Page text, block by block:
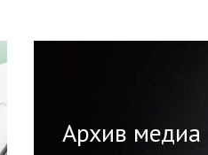
Архив медиа